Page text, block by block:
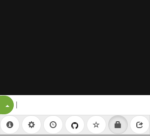
Split Button!
|